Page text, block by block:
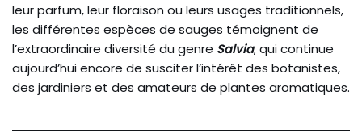
leur parfum, leur floraison ou leurs usages traditionnels,
les différentes espèces de sauges témoignent de
l’extraordinaire diversité du genre Salvia, qui continue
aujourd’hui encore de susciter l’intérêt des botanistes,
des jardiniers et des amateurs de plantes aromatiques.